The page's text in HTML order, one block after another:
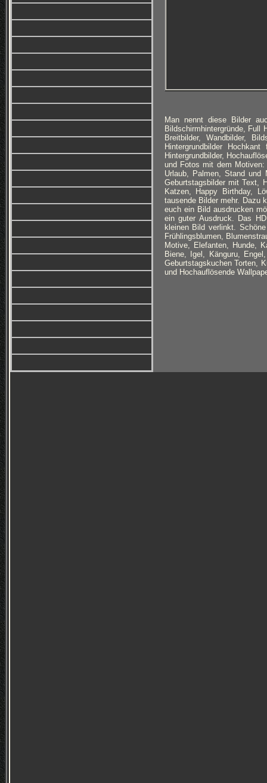
Man nennt diese Bilder
Bildschirmhintergründe, Full
Breitbilder, Wandbilder,
Hintergrundbilder
Hintergrundbilder,
und Fotos mit dem Motiven:
Urlaub, Palmen, Stand und
Geburtstagsbilder mit Text,
Katzen, Happy Birthday,
tausende Bilder mehr. Dazu
euch ein Bild ausdrucken
ein guter Ausdruck. Das
kleinen Bild verlinkt.
Frühlingsblumen,
Motive, Elefanten, Hunde,
Biene, Igel, Känguru,
Geburtstagskuchen Torten,
und Hochauflösende